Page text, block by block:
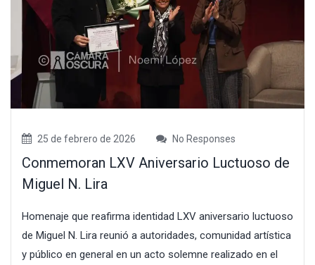
25 de febrero de 2026 No Responses
Conmemoran LXV Aniversario Luctuoso de
Miguel N. Lira
Homenaje que reafirma identidad LXV aniversario luctuoso
de Miguel N. Lira reunió a autoridades, comunidad artística
y público en general en un acto solemne realizado en el